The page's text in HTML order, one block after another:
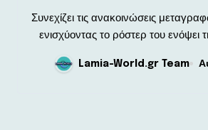
Συνεχίζει τις ανακοινώσεις μεταγραφών ο ΠΑΣ Λαμία,
ενισχύοντας το ρόστερ του ενόψει
Lamia-World.gr Team